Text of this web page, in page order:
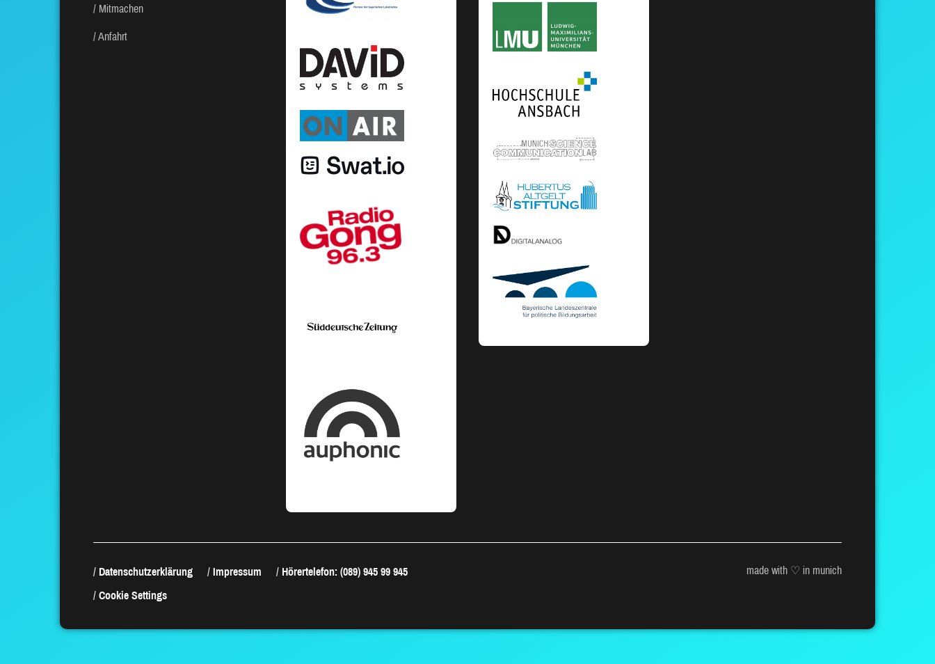
Mitmachen
Anfahrt
Datenschutzerklärung Impressum
Hörertelefon: (089) 945 99 945
Cookie Settings
made with ♡ in munich